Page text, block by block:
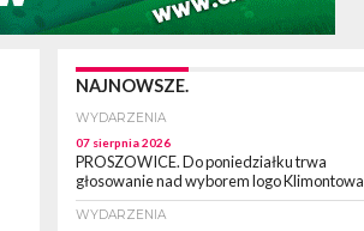
NAJNOWSZE.
WYDARZENIA
07 sierpnia 2026
PROSZOWICE. Do poniedziałku trwa
głosowanie nad wyborem logo Klimontowa
WYDARZENIA